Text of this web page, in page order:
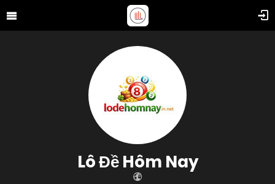
Lô Đề Hôm Nay